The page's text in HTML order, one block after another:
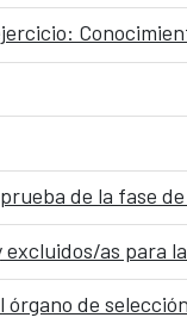
as para